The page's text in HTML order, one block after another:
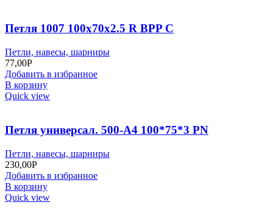
Петля 1007 100х70х2.5 R BPP C
Петли, навесы, шарниры
77,00Р
Добавить в избранное
В корзину
Quick view
Петля универсал. 500-А4 100*75*3 РN
Петли, навесы, шарниры
230,00Р
Добавить в избранное
В корзину
Quick view